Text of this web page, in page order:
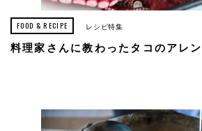
FOOD & RECIPE レシピ特集
料理家さんに教わったタコのアレ